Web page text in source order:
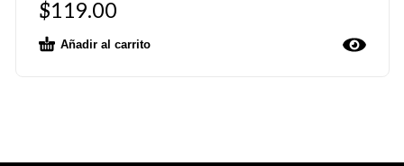
$119.00
Añadir al carrito